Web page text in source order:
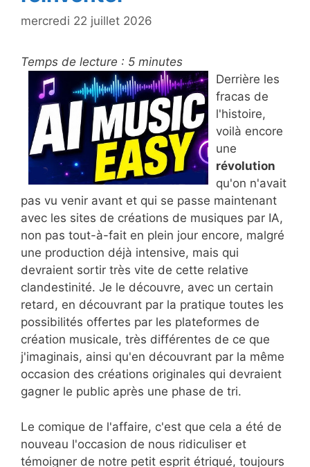
mercredi 22 juillet 2026
Temps de lecture : 5 minutes
Derrière les
fracas de
l'histoire,
voilà encore
une
révolution
qu'on n'avait
pas vu venir avant et qui se passe maintenant
avec les sites de créations de musiques par IA,
non pas tout-à-fait en plein jour encore, malgré
une production déjà intensive, mais qui
devraient sortir très vite de cette relative
clandestinité. Je le découvre, avec un certain
retard, en découvrant par la pratique toutes les
possibilités offertes par les plateformes de
création musicale, très différentes de ce que
j'imaginais, ainsi qu'en découvrant par la même
occasion des créations originales qui devraient
gagner le public après une phase de tri.
Le comique de l'affaire, c'est que cela a été de
nouveau l'occasion de nous ridiculiser et
témoigner de notre petit esprit étriqué, toujours